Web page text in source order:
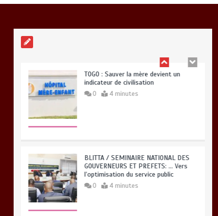
TOGO : Sauver la mère devient un
indicateur de civilisation
0 4 minutes
BLITTA / SEMINAIRE NATIONAL DES
GOUVERNEURS ET PREFETS: … Vers
l’optimisation du service public
0 4 minutes